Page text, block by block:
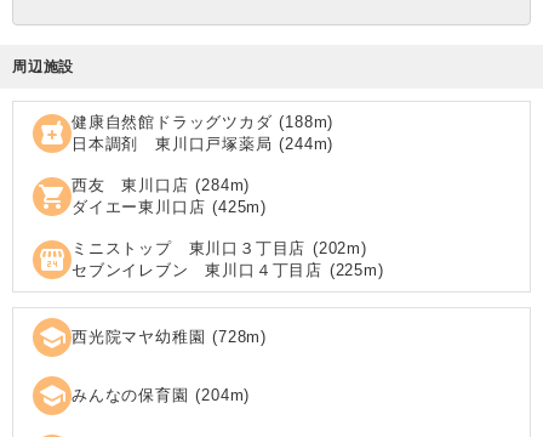
周辺施設
local_pharmacy 健康自然館ドラッグツカダ (188m)
日本調剤 東川口戸塚薬局 (244m)
shopping_cart 西友 東川口店 (284m)
ダイエー東川口店 (425m)
local_convenience_store ミニストップ 東川口３丁目店 (202m)
セブンイレブン 東川口４丁目店 (225m)
school 西光院マヤ幼稚園 (728m)
school みんなの保育園 (204m)